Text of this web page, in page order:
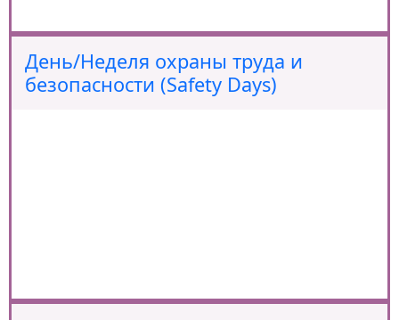
День/Неделя охраны труда и
безопасности (Safety Days)